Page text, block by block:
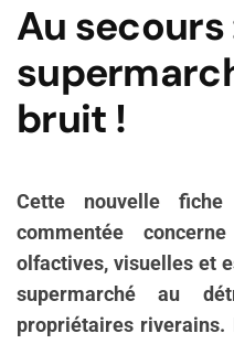
Au secours
bruit !
Cette nouvelle
commentée
olfactives, visuelles et
supermarché au
propriétaires